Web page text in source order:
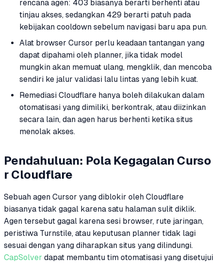
rencana agen: 403 biasanya berarti berhenti atau
tinjau akses, sedangkan 429 berarti patuh pada
kebijakan cooldown sebelum navigasi baru apa pun.
Alat browser Cursor perlu keadaan tantangan yang
dapat dipahami oleh planner, jika tidak model
mungkin akan memuat ulang, mengklik, dan mencoba
sendiri ke jalur validasi lalu lintas yang lebih kuat.
Remediasi Cloudflare hanya boleh dilakukan dalam
otomatisasi yang dimiliki, berkontrak, atau diizinkan
secara lain, dan agen harus berhenti ketika situs
menolak akses.
Pendahuluan: Pola Kegagalan Curso
r Cloudflare
Sebuah agen Cursor yang diblokir oleh Cloudflare
biasanya tidak gagal karena satu halaman sulit diklik.
Agen tersebut gagal karena sesi browser, rute jaringan,
peristiwa Turnstile, atau keputusan planner tidak lagi
sesuai dengan yang diharapkan situs yang dilindungi.
CapSolver dapat membantu tim otomatisasi yang disetujui